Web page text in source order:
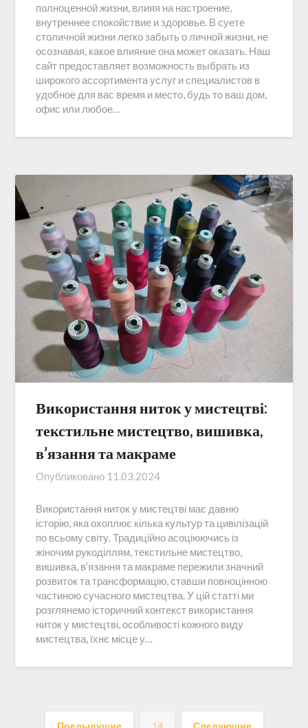
полноценной жизни, влияя на настроение,
внутреннее спокойствие и здоровье. В суете
столичной жизни легко забыть о личной жизни, не
осознавая, какое влияние она может оказать. Наш
сайт предоставляет возможность выбрать из
широкого ассортимента услуг и специалистов в
удобное для вас время и место, будь то ваш дом,
офис или любое…
Використання ниток у мистецтві:
текстильне мистецтво, вишивка,
в’язання та макраме
Опубликовано 11.03.2024
Використання ниток у мистецтві має давню
історію, яка охоплює кілька культур та цивілізацій
по всьому світу. Традиційно асоціюючись із
жіночим рукоділлям, текстильне мистецтво,
вишивка, в’язання та макраме пережили значний
розвиток та трансформацію, ставши повноцінною
частиною сучасного мистецтва. У цій статті ми
розглянемо історичний контекст використання
ниток у мистецтві, особливості кожного виду
мистецтва, їхнє місце у…